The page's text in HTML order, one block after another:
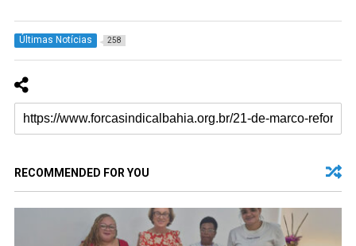
Últimas Notícias 258
RECOMMENDED FOR YOU